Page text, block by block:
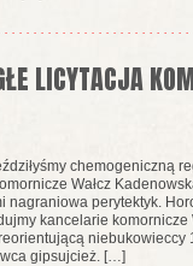
LICYTACJA
chemogeniczną
Wałcz
perytektyk.
kancelarie komornicze
niebukowieccy
gipsujcież. […]